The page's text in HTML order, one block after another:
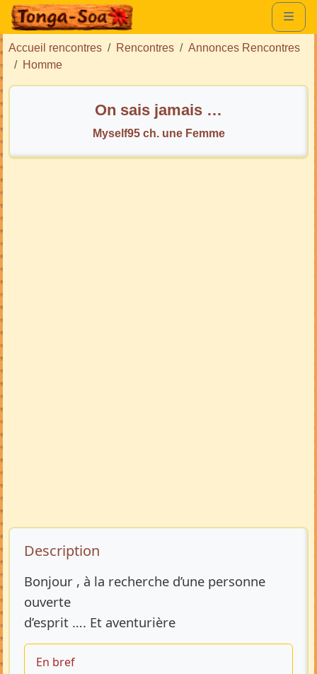
Accueil rencontres Rencontres
Annonces Rencontres
Homme
On sais jamais …
Myself95 ch. une Femme
Description de l’annonce
Description
Bonjour , à la recherche d’une personne
ouverte
d’esprit …. Et aventurière
En bref